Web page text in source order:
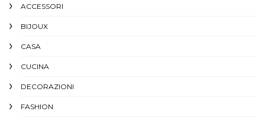
ACCESSORI
BIJOUX
CASA
CUCINA
DECORAZIONI
FASHION